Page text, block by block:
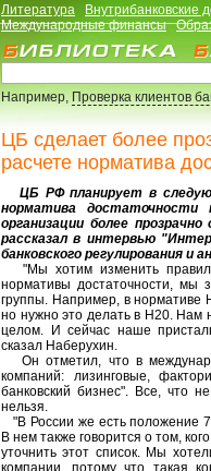
Литература
Внутрибанковские
Международные финансы
Например,Проверка клиентов
ЦБ сделает более
расчете норматива
ЦБ РФ планирует в
норматива достаточности
организации более
рассказал в интервью
банковского регулирования и
"Мы хотим изменить правила
нормативы достаточности, мы
группы. Например, в нормативе
но нужно это делать в Н20. Нам
целом. И сейчас наше
сказал Наберухин.
Он отметил, что в
компаний: лизинговые,
банковский бизнес". Все, что
нельзя.
"В России же есть положение
В нем также говорится о том,
уточнить этот список. Мы
компании, потому что такая